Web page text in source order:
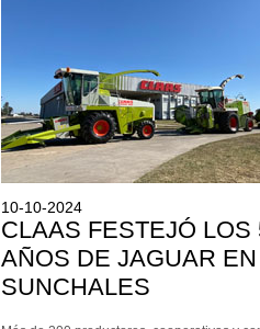
10-10-2024
CLAAS FESTEJÓ LOS
AÑOS DE JAGUAR EN
SUNCHALES